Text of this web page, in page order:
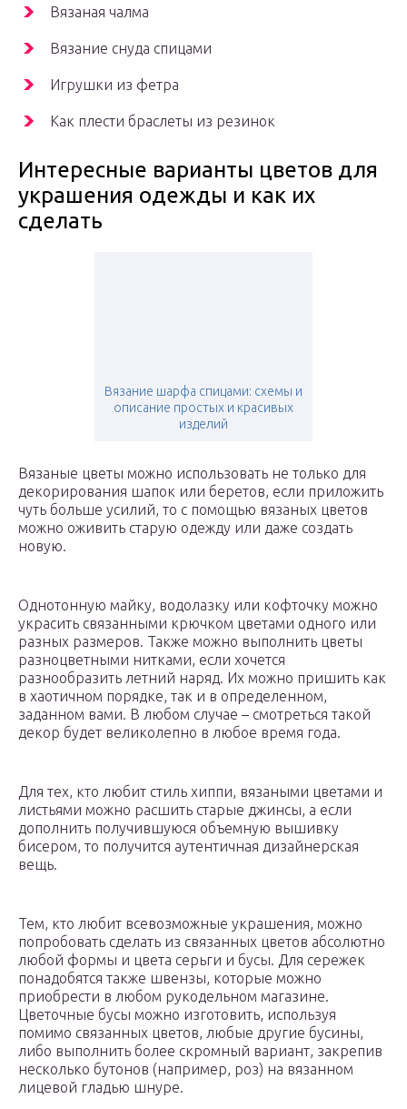
Вязаная чалма
Вязание снуда спицами
Игрушки из фетра
Как плести браслеты из резинок
Интересные варианты цветов для
украшения одежды и как их
сделать
Вязание шарфа спицами: схемы и
описание простых и красивых
изделий
Вязаные цветы можно использовать не только для
декорирования шапок или беретов, если приложить
чуть больше усилий, то с помощью вязаных цветов
можно оживить старую одежду или даже создать
новую.
Однотонную майку, водолазку или кофточку можно
украсить связанными крючком цветами одного или
разных размеров. Также можно выполнить цветы
разноцветными нитками, если хочется
разнообразить летний наряд. Их можно пришить как
в хаотичном порядке, так и в определенном,
заданном вами. В любом случае – смотреться такой
декор будет великолепно в любое время года.
Для тех, кто любит стиль хиппи, вязаными цветами и
листьями можно расшить старые джинсы, а если
дополнить получившуюся объемную вышивку
бисером, то получится аутентичная дизайнерская
вещь.
Тем, кто любит всевозможные украшения, можно
попробовать сделать из связанных цветов абсолютно
любой формы и цвета серьги и бусы. Для сережек
понадобятся также швензы, которые можно
приобрести в любом рукодельном магазине.
Цветочные бусы можно изготовить, используя
помимо связанных цветов, любые другие бусины,
либо выполнить более скромный вариант, закрепив
несколько бутонов (например, роз) на вязанном
лицевой гладью шнуре.